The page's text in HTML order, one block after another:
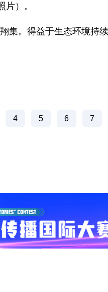
）。
集。得益于生态环境持
4 5 6 7